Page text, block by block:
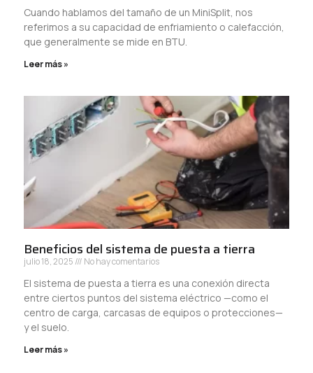
Cuando hablamos del tamaño de un MiniSplit, nos
referimos a su capacidad de enfriamiento o calefacción,
que generalmente se mide en BTU.
Leer más »
Beneficios del sistema de puesta a tierra
julio 18, 2025 No hay comentarios
El sistema de puesta a tierra es una conexión directa
entre ciertos puntos del sistema eléctrico —como el
centro de carga, carcasas de equipos o protecciones—
y el suelo.
Leer más »